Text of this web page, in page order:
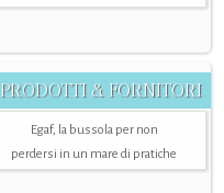
PRODOTTI & FORNITORI
Egaf, la bussola per non
perdersi in un mare di pratiche